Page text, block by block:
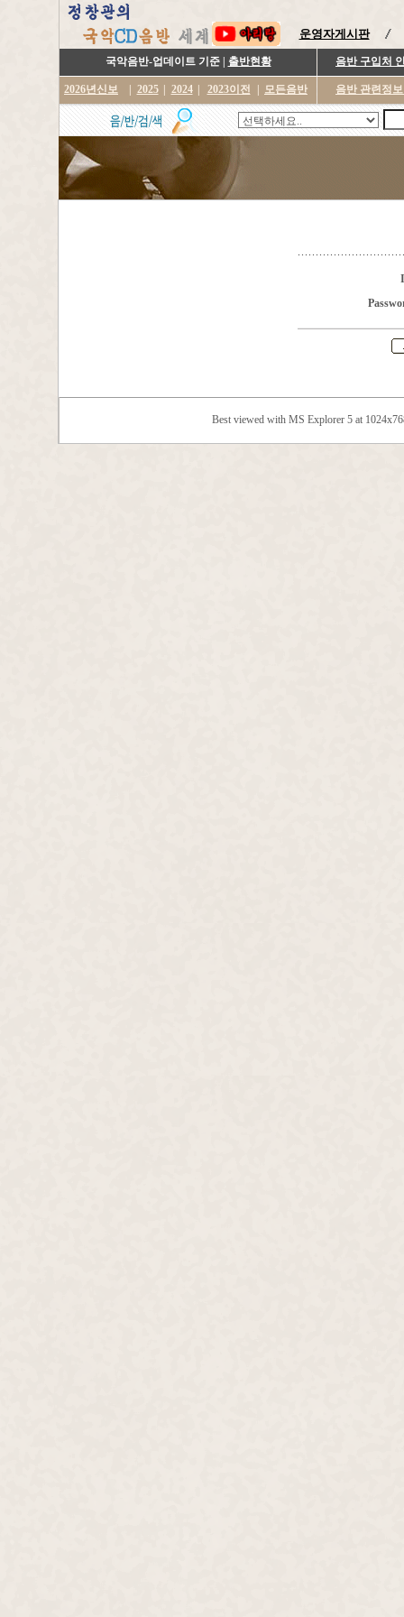
운영자게시판
국악음반-업데이트 기준 | 출반현황 음반 구입처
2026년신보 2025 2024 2023이전 모든음반 음반 관련정
Best viewed with MS Explorer 5 at